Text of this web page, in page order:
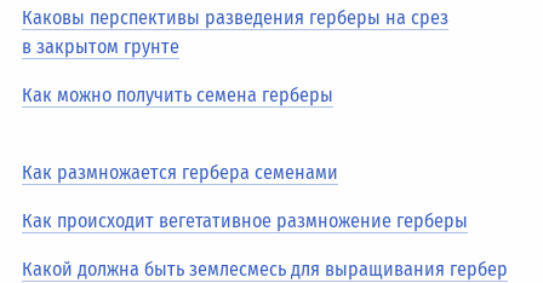
Каковы перспективы разведения герберы на срез
в закрытом грунте
Как можно получить семена герберы
Как размножается гербера семенами
Как происходит вегетативное размножение герберы
Какой должна быть землесмесь для выращивания гербер